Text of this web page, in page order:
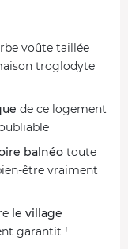
voûte taillée
troglodyte
de ce logement
balnéo toute
être vraiment
le village
garantit !